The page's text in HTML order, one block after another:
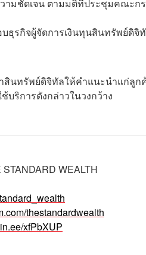
มชัดเจน ตามมติที่ประชุมคณะกร
ธุรกิจผู้จัดการเงินทุนสินทรัพย์ดิ
นทรัพย์ดิจิทัลให้คำแนะนำแก่ลูก
บริการดังกล่าวในวงกว้าง
STANDARD WEALTH
thestandardwealth
xfPbXUP